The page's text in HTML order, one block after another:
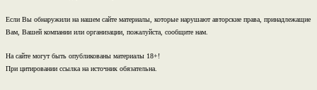
Если Вы обнаружили на нашем сайте материалы, которые нарушают авторские права, принадлежащие
Вам, Вашей компании или организации, пожалуйста, сообщите нам.
На сайте могут быть опубликованы материалы 18+!
При цитировании ссылка на источник обязательна.